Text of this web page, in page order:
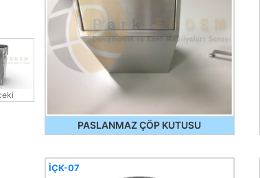
PASLANMAZ ÇÖP KUTUSU
İÇK-07